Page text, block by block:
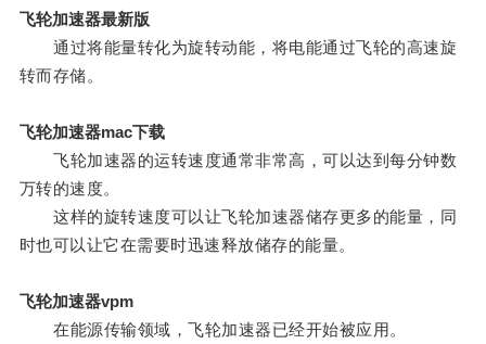
飞轮加速器最新版
通过将能量转化为旋转动能，将电能通过飞轮的高速旋
转而存储。
飞轮加速器mac下载
飞轮加速器的运转速度通常非常高，可以达到每分钟数
万转的速度。
这样的旋转速度可以让飞轮加速器储存更多的能量，同
时也可以让它在需要时迅速释放储存的能量。
飞轮加速器vpm
在能源传输领域，飞轮加速器已经开始被应用。